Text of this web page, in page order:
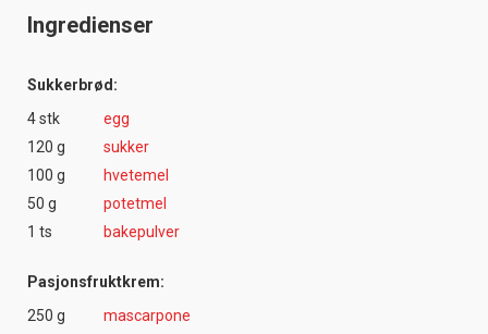
Ingredienser
Sukkerbrød:
4 stk
egg
120 g
sukker
100 g
hvetemel
50 g
potetmel
1 ts
bakepulver
Pasjonsfruktkrem:
250 g
mascarpone